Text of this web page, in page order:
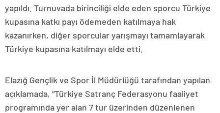
yapıldı. Turnuvada birinciliği elde eden sporcu Türkiye
kupasına katkı payı ödemeden katılmaya hak
kazanırken, diğer sporcular yarışmayı tamamlayarak
Türkiye kupasına katılmayı elde etti.
Elazığ Gençlik ve Spor İl Müdürlüğü tarafından yapılan
açıklamada, “Türkiye Satranç Federasyonu faaliyet
programında yer alan 7 tur üzerinden düzenlenen